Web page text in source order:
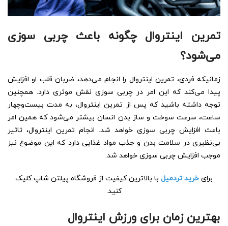
تمرین اینتروال چگونه باعث چربی سوزی
می‌شود؟
زمانیکه فردی، تمرین اینتروال را انجام می‌دهد، ضربان قلب او افزایش
پیدا می‌کند که این امر در چربی سوزی نقش موثری دارد. همچنین
توجه داشته باشید که پس از تمرین اینتروال، به مدت بیست‌وچهار
ساعت، سرعت سوخت و ساز بدن انسان بیشتر می‌شود که همین امر
باعث افزایش چربی سوزی خواهد شد. انجام تمرین اینتروال، تاثیر
بی‌نظیری در سلامت بدن و جذب مواد غذایی دارد که این موضوع نیز
موجب افزایش چربی سوزی خواهد شد. ‌
برای خرید تردمیل با بالاترین کیفیت از فروشگاه پیلتن شاپ کلیک
کنید.
بهترین زمان برای ورزش اینتروال